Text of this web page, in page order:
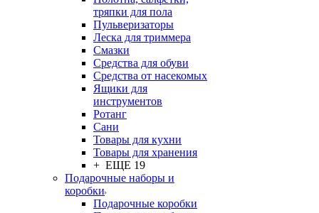
тряпки для пола
Пульверизаторы
Леска для триммера
Смазки
Средства для обуви
Средства от насекомых
Ящики для
инструментов
Ротанг
Сани
Товары для кухни
Товары для хранения
+ ЕЩЕ 19
Подарочные наборы и
коробки
Подарочные коробки